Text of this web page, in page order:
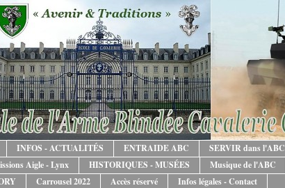
INFOS - ACTUALITÉS ENTRAIDE ABC SERVIR dans l'ABC
Aigle - Lynx HISTORIQUES - MUSÉES Musique de l'ABC
Carrousel 2022 Accès réservé Infos légales - Contact